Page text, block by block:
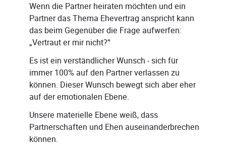
Wenn die Partner heiraten möchten und ein
Partner das Thema Ehevertrag anspricht kann
das beim Gegenüber die Frage aufwerfen:
„Vertraut er mir nicht?“
Es ist ein verständlicher Wunsch - sich für
immer 100% auf den Partner verlassen zu
können. Dieser Wunsch bewegt sich aber eher
auf der emotionalen Ebene.
Unsere materielle Ebene weiß, dass
Partnerschaften und Ehen auseinanderbrechen
können.